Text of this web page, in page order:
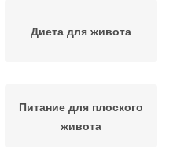
Диета для живота
Питание для плоского
живота